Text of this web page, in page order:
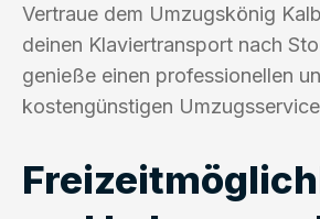
Vertraue dem Umzugskönig
deinen Klaviertransport nach
genieße einen professionellen
kostengünstigen